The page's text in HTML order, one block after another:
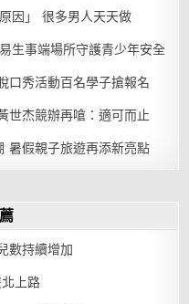
因」 很多男人天天做
生事端場所守護青少年安全
口秀活動百名學子搶報名
世杰競辦再嗆：適可而止
暑假親子旅遊再添新亮點
數持續增加
上路